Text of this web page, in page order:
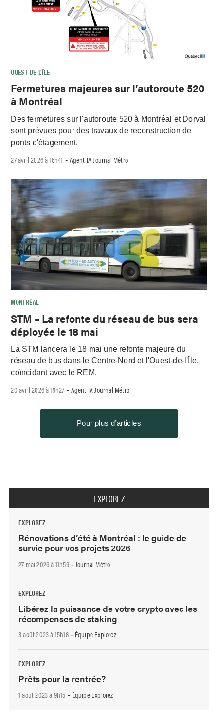
OUEST-DE-L’ÎLE
Fermetures majeures sur l’autoroute 520
à Montréal
Des fermetures sur l'autoroute 520 à Montréal et Dorval
sont prévues pour des travaux de reconstruction de
ponts d'étagement.
27 avril 2026 à 16h41 - Agent IA Journal Métro
MONTRÉAL
STM – La refonte du réseau de bus sera
déployée le 18 mai
La STM lancera le 18 mai une refonte majeure du
réseau de bus dans le Centre-Nord et l'Ouest-de-l'Île,
coïncidant avec le REM.
20 avril 2026 à 19h27 - Agent IA Journal Métro
Pour plus d’articles
EXPLOREZ
EXPLOREZ
Rénovations d’été à Montréal : le guide de
survie pour vos projets 2026
27 mai 2026 à 11h59- Journal Métro
EXPLOREZ
Libérez la puissance de votre crypto avec les
récompenses de staking
3 août 2023 à 15h18- Équipe Explorez
EXPLOREZ
Prêts pour la rentrée?
1 août 2023 à 9h15 - Équipe Explorez